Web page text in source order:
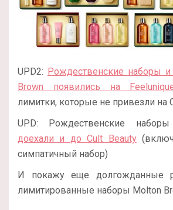
UPD2: Рождественские наборы
Brown появились на
лимитки, которые не привезли на
UPD: Рождественские
доехали и до Cult Beauty
симпатичный набор)
И покажу еще долгожданные
лимитированные наборы Molton